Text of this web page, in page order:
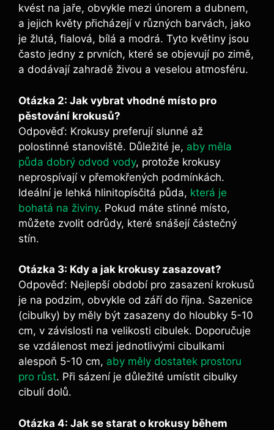
kvést na jaře, obvykle mezi únorem a dubnem,
a jejich květy přicházejí v různých barvách, jako
je žlutá, fialová, bílá a modrá. Tyto květiny jsou
často jedny z prvních, které se objevují po zimě,
a dodávají zahradě živou a veselou atmosféru.
Otázka 2: Jak vybrat vhodné místo pro
pěstování krokusů?
Odpověď: Krokusy preferují slunné až
polostinné stanoviště. Důležité je, aby měla
půda dobrý odvod vody, protože krokusy
neprospívají v přemokřených podmínkách.
Ideální je lehká hlinitopísčitá půda, která je
bohatá na živiny. Pokud máte stinné místo,
můžete zvolit odrůdy, které snášejí částečný
stín.
Otázka 3: Kdy a jak krokusy zasazovat?
Odpověď: Nejlepší období pro zasazení krokusů
je na podzim, obvykle od září do října. Sazenice
(cibulky) by měly být zasazeny do hloubky 5-10
cm, v závislosti na velikosti cibulek. Doporučuje
se vzdálenost mezi jednotlivými cibulkami
alespoň 5-10 cm, aby měly dostatek prostoru
pro růst. Při sázení je důležité umístit cibulky
cibulí dolů.
Otázka 4: Jak se starat o krokusy během